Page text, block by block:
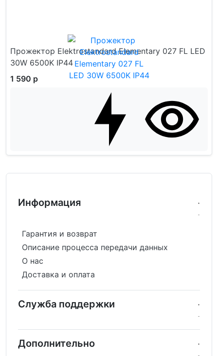
Прожектор Elektrostandard Elementary 027 FL LED
30W 6500K IP44
1 590 р
Информация
Гарантия и возврат
Описание процесса передачи данных
О нас
Доставка и оплата
Служба поддержки
Дополнительно